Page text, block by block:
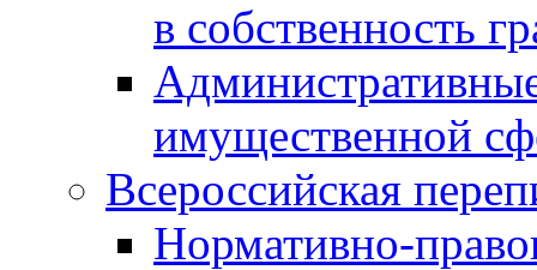
в собственность
имущественной
Всероссийская
Нормативно-